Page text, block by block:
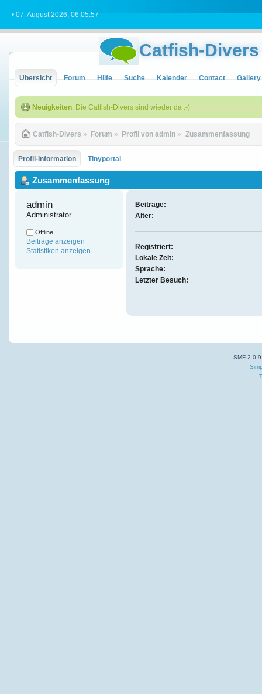
• 07. August 2026, 06:05:57
Catfish-Divers
Übersicht Forum Hilfe Suche Kalender Contact Gallery
Neuigkeiten: Die Catfish-Divers sind wieder da :-)
Catfish-Divers » Forum » Profil von admin » Zusammenfassung
Profil-Information Tinyportal
Zusammenfassung
admin
Administrator
Offline
Beiträge anzeigen
Statistiken anzeigen
Beiträge:
Alter:
Registriert:
Lokale Zeit:
Sprache:
Letzter Besuch:
SMF 2.0.9